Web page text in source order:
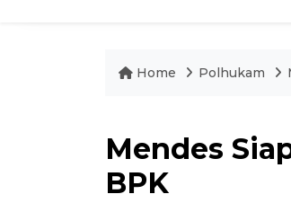
Home Polhukam
Mendes
BPK